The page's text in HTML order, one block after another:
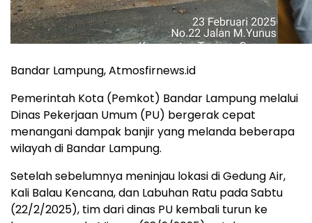
Bandar Lampung, Atmosfirnews.id
Pemerintah Kota (Pemkot) Bandar Lampung melalui
Dinas Pekerjaan Umum (PU) bergerak cepat
menangani dampak banjir yang melanda beberapa
wilayah di Bandar Lampung.
Setelah sebelumnya meninjau lokasi di Gedung Air,
Kali Balau Kencana, dan Labuhan Ratu pada Sabtu
(22/2/2025), tim dari dinas PU kembali turun ke